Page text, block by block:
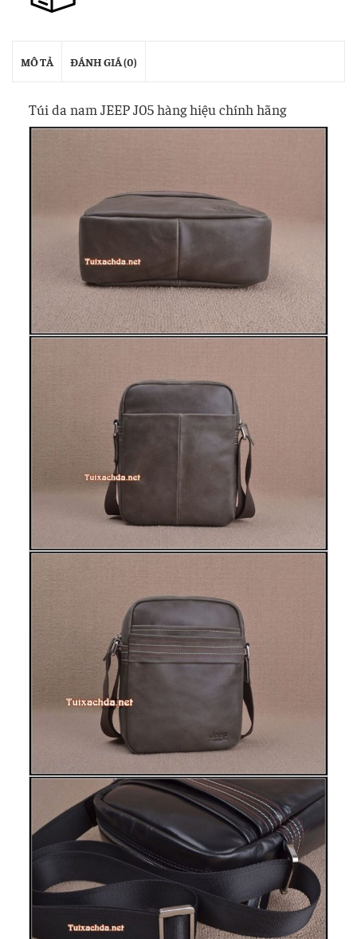
MÔ TẢ ĐÁNH GIÁ (0)
Túi da nam JEEP J05 hàng hiệu chính hãng